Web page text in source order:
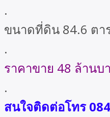
.
ขนาดที่ดิน 84.6 ตา
.
ราคาขาย 48 ล้านบ
.
สนใจติดต่อโทร